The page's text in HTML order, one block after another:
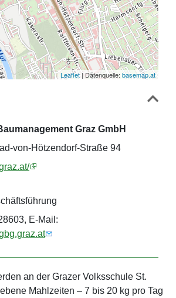
Leaflet | Datenquelle: basemap.at
Graz GmbH
von-Hötzendorf-Straße 94
E-Mail:
an der Grazer Volksschule St.
Mahlzeiten – 7 bis 20 kg pro Tag